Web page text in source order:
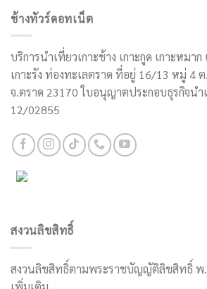
ช้างทัวร์ดอทเน็ต
บริการนำเที่ยวเกาะช้าง เกาะกูด เกาะหมา
เกาะรัง ท่องทะเลตราด ที่อยู่ 16/13 หมู่ 4 ต.
จ.ตราด 23170 ใบอนุญาตประกอบธุรกิจนำ
12/02855
สงวนลิขสิทธิ์
สงวนลิขสิทธิ์ตามพระราชบัญญัติลิขสิทธิ์ พ